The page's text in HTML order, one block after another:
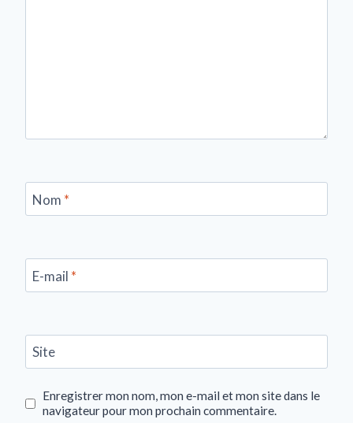
Nom *
E-mail *
Site
Enregistrer mon nom, mon e-mail et mon site dans le
navigateur pour mon prochain commentaire.